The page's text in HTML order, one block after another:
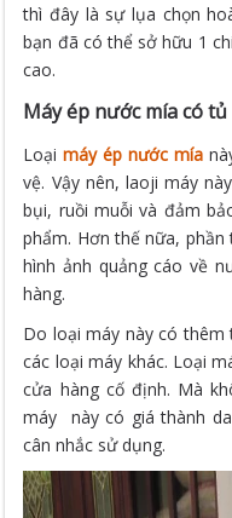
thì đây là sự lụa chọn
bạn đã có thể sở hữu 1
cao.
Máy ép nước mía có
Loạimáy ép nước mía
vệ. Vậy nên, laoji máy
bụi, ruồi muỗi và đảm
phẩm. Hơn thế nữa,
hình ảnh quảng cáo về
hàng.
Do loại máy này có thêm
các loại máy khác. Loại
cửa hàng cố định. Mà
máy này có giá thành
cân nhắc sử dụng.